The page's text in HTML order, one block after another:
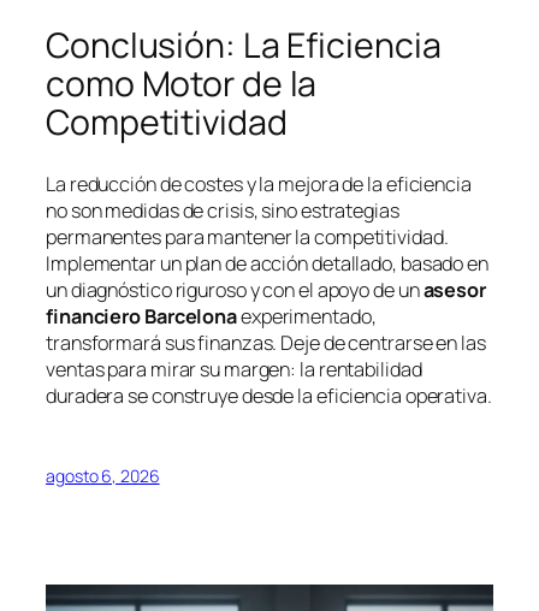
Conclusión: La Eficiencia
como Motor de la
Competitividad
La reducción de costes y la mejora de la eficiencia
no son medidas de crisis, sino estrategias
permanentes para mantener la competitividad.
Implementar un plan de acción detallado, basado en
un diagnóstico riguroso y con el apoyo de unasesor
financiero Barcelonaexperimentado,
transformará sus finanzas. Deje de centrarse en las
ventas para mirar su margen: la rentabilidad
duradera se construye desde la eficiencia operativa.
agosto 6, 2026